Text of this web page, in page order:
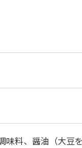
料、醤油（大豆